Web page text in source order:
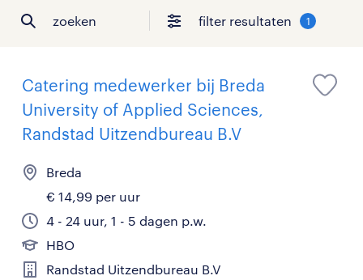
zoeken filter resultaten 1
Catering medewerker bij Breda
University of Applied Sciences,
Randstad Uitzendbureau B.V
Breda
€ 14,99 per uur
4 - 24 uur, 1 - 5 dagen p.w.
HBO
Randstad Uitzendbureau B.V